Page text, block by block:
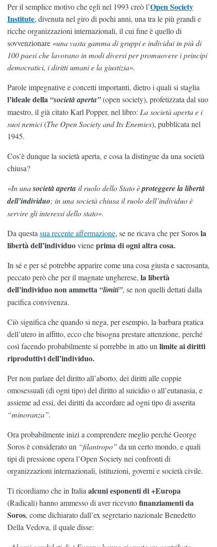
Per il semplice motivo che egli nel 1993 creò l’Open Society
Institute, divenuta nel giro di pochi anni, una tra le più grandi e
ricche organizzazioni internazionali, il cui fine è quello di
sovvenzionare «una vasta gamma di gruppi e individui in più di
100 paesi che lavorano in modi diversi per promuovere i principi
democratici, i diritti umani e la giustizia».
Parole impegnative e concetti importanti, dietro i quali si staglia
l’ideale della “società aperta”(open society), profetizzata dal suo
maestro, il già citato Karl Popper, nel libro: La società aperta e i
suoi nemici(The Open Society and Its Enemies), pubblicata nel
1945.
Cos’è dunque la società aperta, e cosa la distingue da una società
chiusa?
«In unasocietà aperta il ruolo dello Stato èproteggere la libertà
dell’individuo; in una società chiusa il ruolo dell’individuo è
servire gli interessi dello stato».
Da questa sua recente affermazione, se ne ricava che per Sorosla
libertà dell’individuovieneprima di ogni altra cosa.
In sé e per sé potrebbe apparire come una cosa giusta e sacrosanta,
peccato però che per il magnate ungherese, la libertà
dell’individuo non ammetta “limiti”, se non quelli dettati dalla
pacifica convivenza.
Ciò significa che quando si nega, per esempio, la barbara pratica
dell’utero in affitto, ecco che bisogna prestare attenzione, perché
così facendo probabilmente si porrebbe in atto un limite ai diritti
riproduttivi dell’individuo.
Per non parlare del diritto all’aborto, dei diritti alle coppie
omosessuali (di ogni tipo) del diritto al suicidio o all’eutanasia, e
assieme ad essi, dei diritti da accordare ad ogni tipo di asserita
“minoranza”.
Ora probabilmente inizi a comprendere meglio perché George
Soros è considerato un “filantropo” da un certo mondo, e quali
tipi di pressione opera l’Open Society nei confronti di
organizzazioni internazionali, istituzioni, governi e società civile.
Ti ricordiamo che in Italia alcuni esponenti di +Europa
(Radicali) hanno ammesso di aver ricevutofinanziamenti da
Soros, come dichiarato dall’ex segretario nazionale Benedetto
Della Vedova, il quale disse: